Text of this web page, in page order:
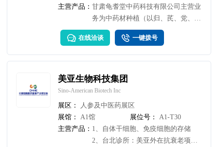
主营产品：甘肃龟耆堂中药科技有限公司主营业
务为中药材种植（以归、芪、党、
黄、草等甘肃道地药材为主）、加
工、销售，推行种植及生产质量管理
规范，把控药材质量，利用互联网等
合作社与药企的桥梁。
在线洽谈 一键拨号
美亚生物科技集团
Sino-American Biotech Inc
展区：
人参及中医药展区
展馆：
A1馆 展位号：
A1-T30
主营产品： 1、自体干细胞、免疫细胞的存储
2、台北诊所：美亚外在抗衰老项目